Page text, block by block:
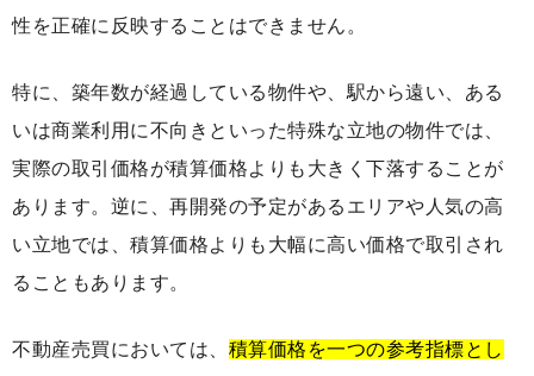
性を正確に反映することはできません。
特に、築年数が経過している物件や、駅から遠い、ある
いは商業利用に不向きといった特殊な立地の物件では、
実際の取引価格が積算価格よりも大きく下落することが
あります。逆に、再開発の予定があるエリアや人気の高
い立地では、積算価格よりも大幅に高い価格で取引され
ることもあります。
不動産売買においては、 積算価格を一つの参考指標とし